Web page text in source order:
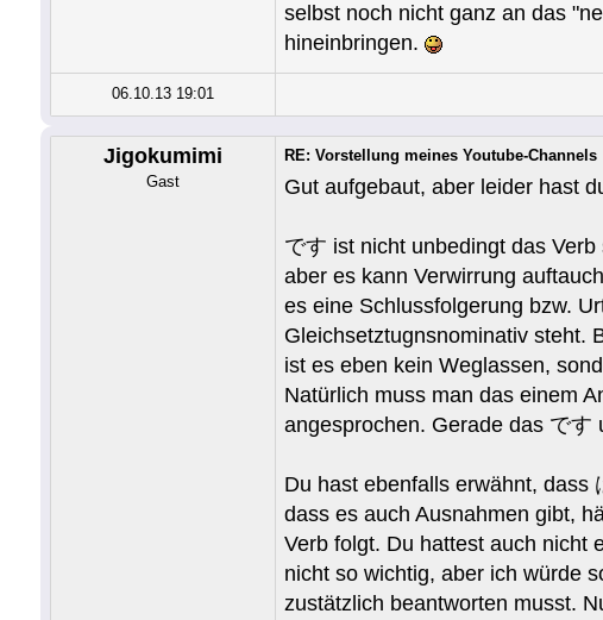
selbst noch nicht ganz an das
hineinbringen.
06.10.13 19:01
Jigokumimi
Gast
RE: Vorstellung meines Youtube-Channels
Gut aufgebaut, aber leider hast
です ist nicht unbedingt das
aber es kann Verwirrung
es eine Schlussfolgerung bzw.
Gleichsetztugnsnominativ steht.
ist es eben kein Weglassen,
Natürlich muss man das einem
angesprochen. Gerade das で
Du hast ebenfalls erwähnt, dass
dass es auch Ausnahmen gibt,
Verb folgt. Du hattest auch nicht
nicht so wichtig, aber ich würde
zustätzlich beantworten musst.